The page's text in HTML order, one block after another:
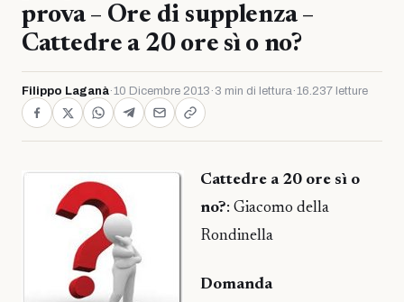
prova – Ore di supplenza –
Cattedre a 20 ore sì o no?
Filippo Laganà·10 Dicembre 2013 · 3 min di lettura·16.237 letture
Cattedre a 20 ore sì o
no?: Giacomo della
Rondinella
Domanda